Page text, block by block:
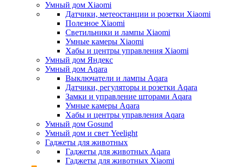
Умный дом Xiaomi
Датчики, метеостанции и розетки Xiaomi
Полезное Xiaomi
Светильники и лампы Xiaomi
Умные камеры Xiaomi
Хабы и центры управления Xiaomi
Умный дом Яндекс
Умный дом Aqara
Выключатели и лампы Aqara
Датчики, регуляторы и розетки Aqara
Замки и управление шторами Aqara
Умные камеры Aqara
Хабы и центры управления Aqara
Умный дом Gosund
Умный дом и свет Yeelight
Гаджеты для животных
Гаджеты для животных Aqara
Гаджеты для животных Xiaomi